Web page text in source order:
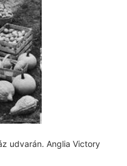
udvarán. Anglia Victory